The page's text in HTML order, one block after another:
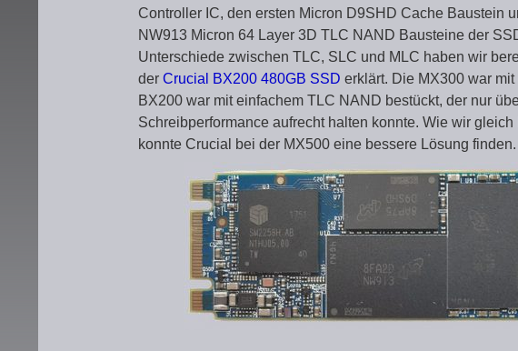
Controller IC, den ersten Micron D9SHD Cache Baustein
NW913 Micron 64 Layer 3D TLC NAND Bausteine der
Unterschiede zwischen TLC, SLC und MLC haben wir
der Crucial BX200 480GB SSD erklärt. Die MX300 war
BX200 war mit einfachem TLC NAND bestückt, der nur
Schreibperformance aufrecht halten konnte. Wie wir
konnte Crucial bei der MX500 eine bessere Lösung finden.